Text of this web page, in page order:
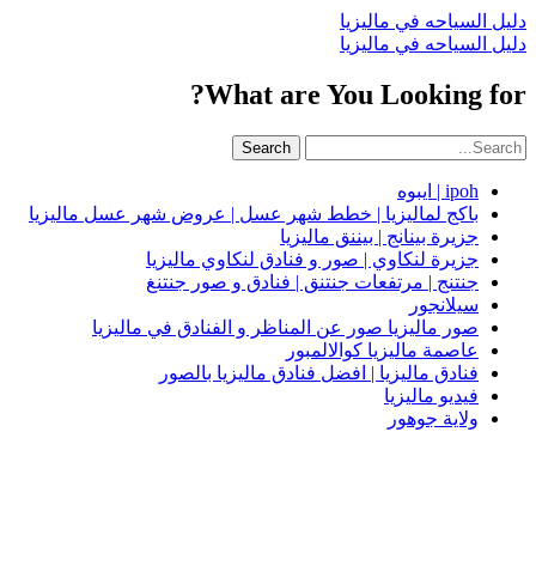
دليل السياحه في ماليزيا
دليل السياحه في ماليزيا
What are You Looking for?
Search
ipoh | ايبوه
باكج لماليزيا | خطط شهر عسل | عروض شهر عسل ماليزيا
جزيرة بينانج | بيننق ماليزيا
جزيرة لنكاوي | صور و فنادق لنكاوي ماليزيا
جنتنج | مرتفعات جنتنق | فنادق و صور جنتنغ
سيلانجور
صور ماليزيا صور عن المناظر و الفنادق في ماليزيا
عاصمة ماليزيا كوالالمبور
فنادق ماليزيا | افضل فنادق ماليزيا بالصور
فيديو ماليزيا
ولاية جوهور